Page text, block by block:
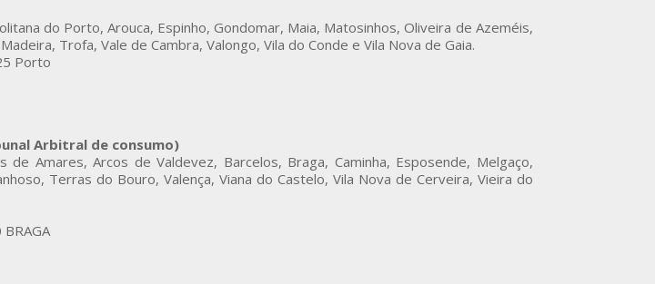
do Porto, Arouca, Espinho, Gondomar, Maia, Matosinhos, Oliveira de Azeméis,
Trofa, Vale de Cambra, Valongo, Vila do Conde e Vila Nova de Gaia.
Porto
Arbitral de consumo)
Amares, Arcos de Valdevez, Barcelos, Braga, Caminha, Esposende, Melgaço,
Terras do Bouro, Valença, Viana do Castelo, Vila Nova de Cerveira, Vieira do